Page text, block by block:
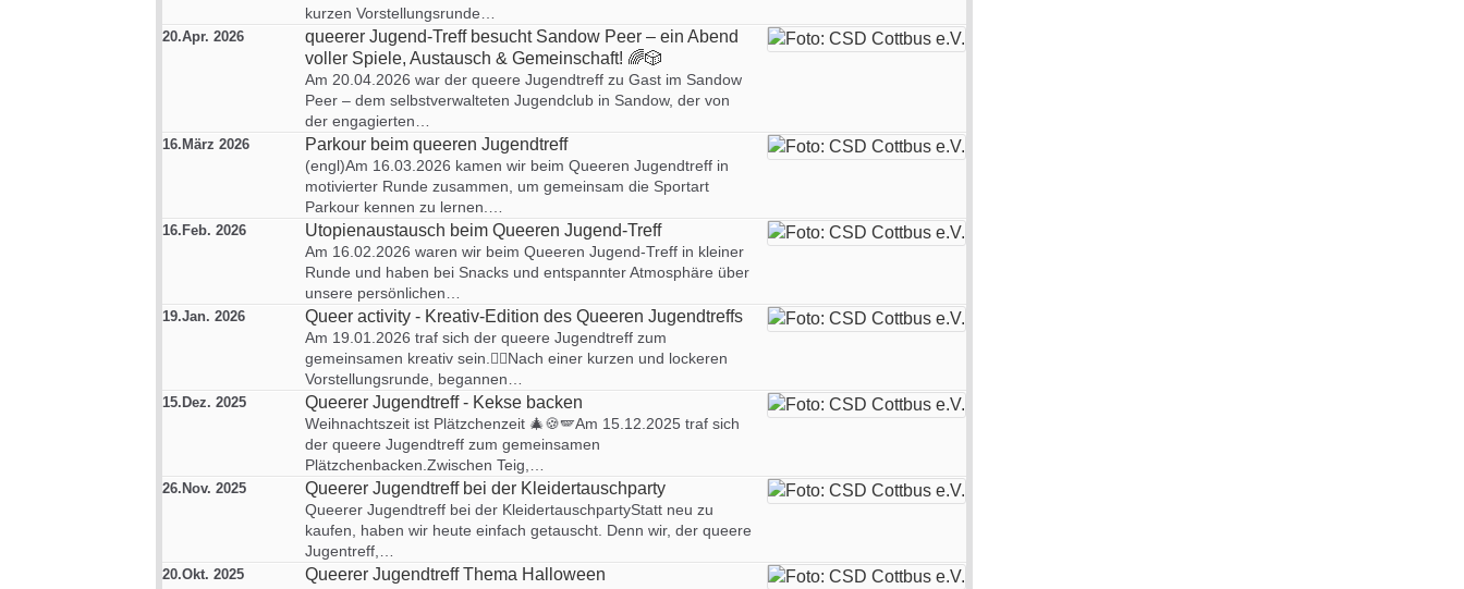
kurzen Vorstellungsrunde…
20.Apr. 2026
queerer Jugend-Treff besucht Sandow Peer – ein Abend
voller Spiele, Austausch & Gemeinschaft! 🌈🎲
Am 20.04.2026 war der queere Jugendtreff zu Gast im Sandow
Peer – dem selbstverwalteten Jugendclub in Sandow, der von
der engagierten…
16.März 2026 Parkour beim queeren Jugendtreff
(engl)Am 16.03.2026 kamen wir beim Queeren Jugendtreff in
motivierter Runde zusammen, um gemeinsam die Sportart
Parkour kennen zu lernen.…
16.Feb. 2026 Utopienaustausch beim Queeren Jugend-Treff
Am 16.02.2026 waren wir beim Queeren Jugend-Treff in kleiner
Runde und haben bei Snacks und entspannter Atmosphäre über
unsere persönlichen…
19.Jan. 2026 Queer activity - Kreativ-Edition des Queeren Jugendtreffs
Am 19.01.2026 traf sich der queere Jugendtreff zum
gemeinsamen kreativ sein.🏳️‍🌈Nach einer kurzen und lockeren
Vorstellungsrunde, begannen…
15.Dez. 2025 Queerer Jugendtreff - Kekse backen
Weihnachtszeit ist Plätzchenzeit 🎄🍪🪽Am 15.12.2025 traf sich
der queere Jugendtreff zum gemeinsamen
Plätzchenbacken.Zwischen Teig,…
26.Nov. 2025 Queerer Jugendtreff bei der Kleidertauschparty
Queerer Jugendtreff bei der KleidertauschpartyStatt neu zu
kaufen, haben wir heute einfach getauscht. Denn wir, der queere
Jugentreff,…
20.Okt. 2025 Queerer Jugendtreff Thema Halloween